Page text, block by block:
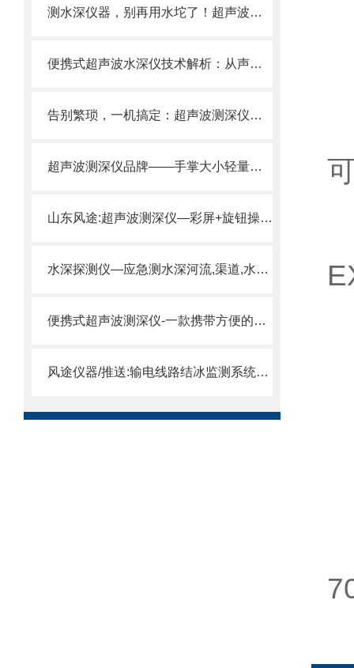
测水深仪器，别再用水坨了！超声波测深仪，单人操作，3秒出数据。
便携式超声波水深仪技术解析：从声波发射到数据处理的原理与应用
告别繁琐，一机搞定：超声波测深仪，水电、水文、环保监测的“效率之钥”
超声波测深仪品牌——手掌大小轻量持，3 秒测深，水库河道全适配。
山东风途:超声波测深仪—彩屏+旋钮操作，捕鱼效率提升5 0%!
水深探测仪—应急测水深河流,渠道,水库项目用2025推送
便携式超声波测深仪-一款携带方便的超声波水深探测仪
风途仪器/推送:输电线路结冰监测系统—为线路的安全运行提供有力保障